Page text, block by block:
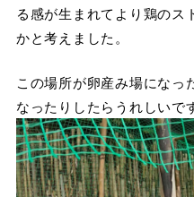
る感が生まれてより鶏のス
かと考えました。
この場所が卵産み場になっ
なったりしたらうれしいで